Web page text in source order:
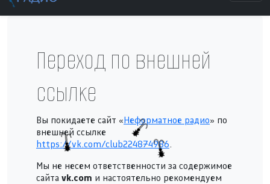
Переход по внешней
ссылке
Вы покидаете сайт «Неформатное радио» по
внешней ссылке
https://vk.com/club224874986.
Мы не несем ответственности за содержимое
сайта vk.com и настоятельно рекомендуем